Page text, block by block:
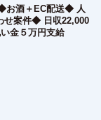
◆お酒＋EC配送◆ 人
せ案件◆ 日収22,000
金５万円支給